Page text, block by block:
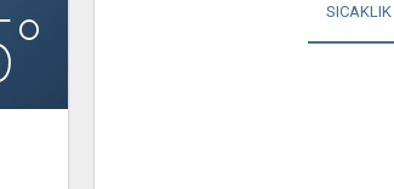
SICAKLIK